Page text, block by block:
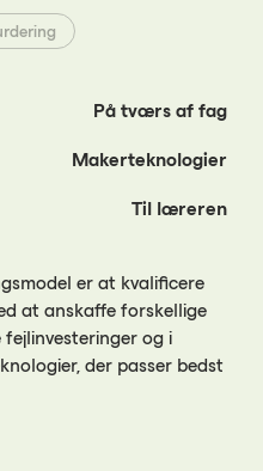
På tværs af fag
Makerteknologier
Til læreren
er at kvalificere
at anskaffe forskellige
og i
der passer bedst